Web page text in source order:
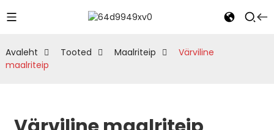
Avaleht Tooted Maalriteip
Värviline
maalriteip